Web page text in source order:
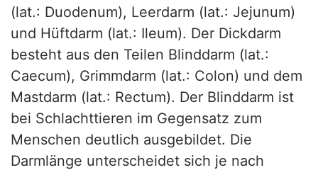
(lat.: Duodenum), Leerdarm (lat.: Jejunum)
und Hüftdarm (lat.: Ileum). Der Dickdarm
besteht aus den Teilen Blinddarm (lat.:
Caecum), Grimmdarm (lat.: Colon) und dem
Mastdarm (lat.: Rectum). Der Blinddarm ist
bei Schlachttieren im Gegensatz zum
Menschen deutlich ausgebildet. Die
Darmlänge unterscheidet sich je nach